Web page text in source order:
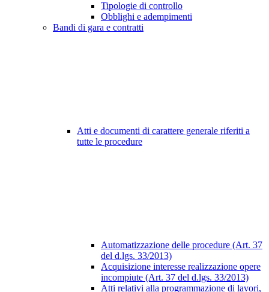
Tipologie di controllo
Obblighi e adempimenti
Bandi di gara e contratti
Atti e documenti di carattere generale riferiti a
tutte le procedure
Automatizzazione delle procedure (Art. 37
del d.lgs. 33/2013)
Acquisizione interesse realizzazione opere
incompiute (Art. 37 del d.lgs. 33/2013)
Atti relativi alla programmazione di lavori,